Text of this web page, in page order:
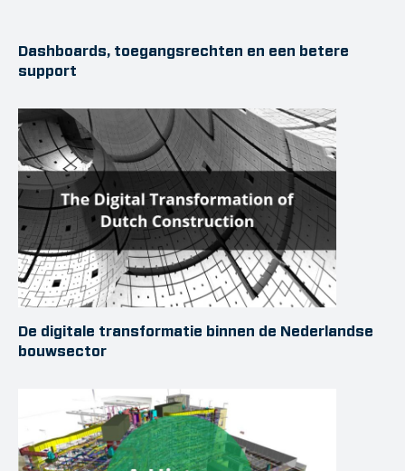
Dashboards, toegangsrechten en een betere
support
De digitale transformatie binnen de Nederlandse
bouwsector